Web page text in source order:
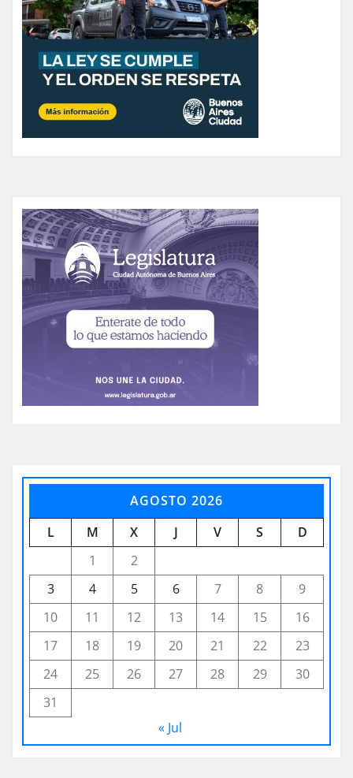
AGOSTO 2026
L
M X J V S
D
1
2
3
4 5 6 7 8
9
10
11 12 13 14 15
16
17
18 19 20 21 22
23
24
25 26 27 28 29
30
31
« Jul